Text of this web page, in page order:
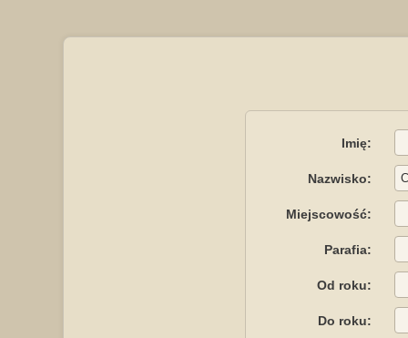
Imię:
Nazwisko:
Miejscowość:
Parafia:
Od roku:
Do roku: